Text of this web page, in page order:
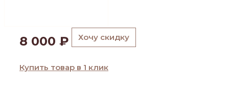
8 000 ₽ Хочу скидку
Купить товар в 1 клик